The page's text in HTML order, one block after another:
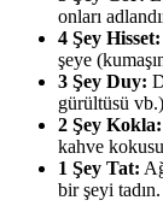
onları
4 Şey Hisset:
şeye
3 Şey Duy:
gürültüsü
2 Şey Kokla:
kahve
1 Şey Tat:
bir şeyi tadın.